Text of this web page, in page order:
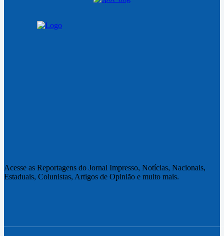
Acesse as Reportagens do Jornal Impresso, Notícias, Nacionais,
Estaduais, Colunistas, Artigos de Opinião e muito mais.